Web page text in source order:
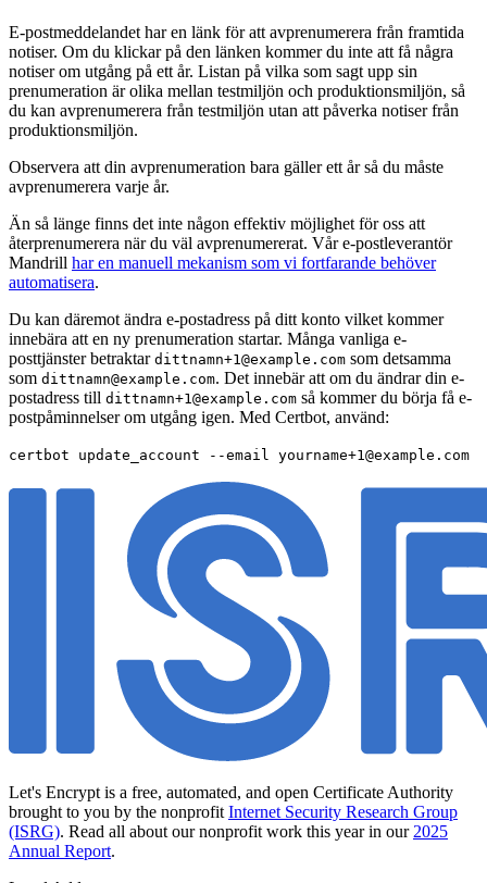
E-postmeddelandet har en länk för att avprenumerera från framtida
notiser. Om du klickar på den länken kommer du inte att få några
notiser om utgång på ett år. Listan på vilka som sagt upp sin
prenumeration är olika mellan testmiljön och produktionsmiljön, så
du kan avprenumerera från testmiljön utan att påverka notiser från
produktionsmiljön.
Observera att din avprenumeration bara gäller ett år så du måste
avprenumerera varje år.
Än så länge finns det inte någon effektiv möjlighet för oss att
återprenumerera när du väl avprenumererat. Vår e-postleverantör
Mandrill har en manuell mekanism som vi fortfarande behöver
automatisera.
Du kan däremot ändra e-postadress på ditt konto vilket kommer
innebära att en ny prenumeration startar. Många vanliga e-
posttjänster betraktar dittnamn+1@example.com som detsamma
som dittnamn@example.com. Det innebär att om du ändrar din e-
postadress till dittnamn+1@example.com så kommer du börja få e-
postpåminnelser om utgång igen. Med Certbot, använd:
certbot update_account --email yourname+1@example.com
Let's Encrypt is a free, automated, and open Certificate Authority
brought to you by the nonprofit Internet Security Research Group
(ISRG). Read all about our nonprofit work this year in our 2025
Annual Report.